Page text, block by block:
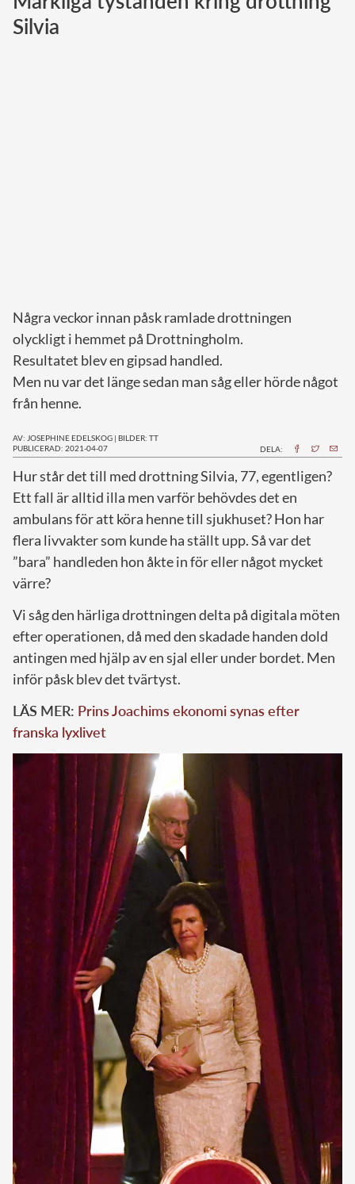
Silvia
Några veckor innan påsk ramlade drottningen
olyckligt i hemmet på Drottningholm.
Resultatet blev en gipsad handled.
Men nu var det länge sedan man såg eller hörde något
från henne.
AV: JOSEPHINE EDELSKOG | BILDER: TT
PUBLICERAD: 2021-04-07
DELA:
Hur står det till med drottning Silvia, 77, egentligen?
Ett fall är alltid illa men varför behövdes det en
ambulans för att köra henne till sjukhuset? Hon har
flera livvakter som kunde ha ställt upp. Så var det
”bara” handleden hon åkte in för eller något mycket
värre?
Vi såg den härliga drottningen delta på digitala möten
efter operationen, då med den skadade handen dold
antingen med hjälp av en sjal eller under bordet. Men
inför påsk blev det tvärtyst.
LÄS MER: Prins Joachims ekonomi synas efter
franska lyxlivet